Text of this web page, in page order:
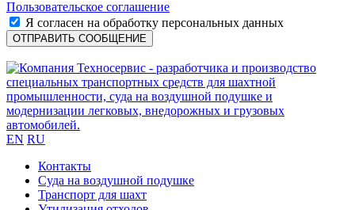
Пользовательское соглашение
Я согласен на обработку персональных данных
EN RU
Контакты
Cуда на воздушной подушке
Транспорт для шахт